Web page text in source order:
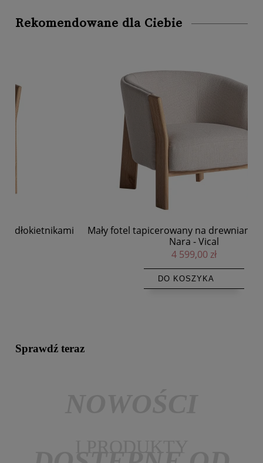
Rekomendowane dla Ciebie
Mały fotel tapicerowany na drewnianych nogach
Sprawdź teraz